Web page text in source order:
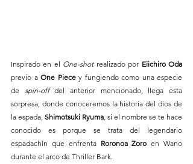
Inspirado en el One-shot realizado por Eiichiro Oda
previo a One Piece y fungiendo como una especie
de
spin-off del anterior mencionado,
llega esta
sorpresa, donde conoceremos la historia del dios de
la espada, Shimotsuki Ryuma si el nombre se te hace
conocido es porque se trata del legendario
espadachín que enfrenta Roronoa Zoro en Wano
durante el arco de Thriller Bark.